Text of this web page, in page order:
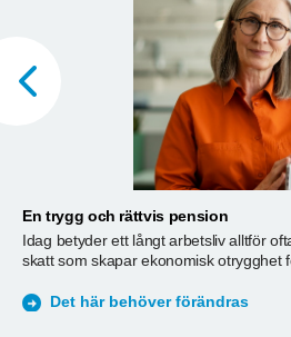
En trygg och rättvis pension
Idag betyder ett långt arbetsliv alltför
skatt som skapar ekonomisk otrygghet
Det här behöver förändras